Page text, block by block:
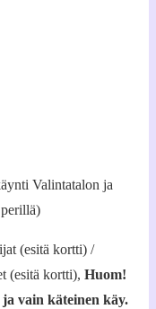
Valintatalon ja
(esitä kortti) /
(esitä kortti), Huom!
vain käteinen käy.